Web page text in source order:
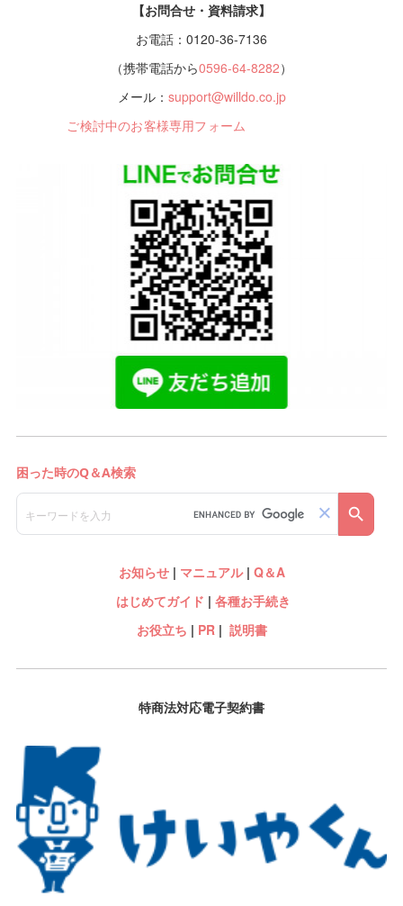
【お問合せ・資料請求】
お電話：0120-36-7136
（携帯電話から0596-64-8282）
メール： support@willdo.co.jp
ご検討中のお客様専用フォーム
お知らせ| マニュアル| Q＆A
はじめてガイド | 各種お手続き
お役立ち | PR| 説明書
特商法対応電子契約書